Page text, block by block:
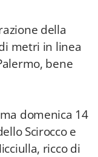
della
metri in linea
bene
domenica 14
Scirocco e
ricco di